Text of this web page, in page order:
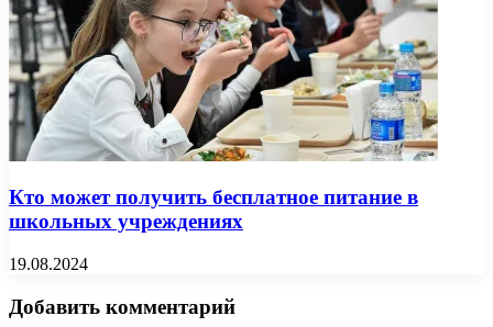
Кто может получить бесплатное питание в
школьных учреждениях
19.08.2024
Добавить комментарий